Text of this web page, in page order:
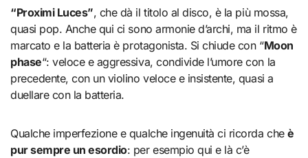
“Proximi Luces”, che dà il titolo al disco, è la più mossa,
quasi pop. Anche qui ci sono armonie d’archi, ma il ritmo è
marcato e la batteria è protagonista. Si chiude con “Moon
phase“: veloce e aggressiva, condivide l’umore con la
precedente, con un violino veloce e insistente, quasi a
duellare con la batteria.
Qualche imperfezione e qualche ingenuità ci ricorda cheè
pur sempre un esordio: per esempio qui e là c’è